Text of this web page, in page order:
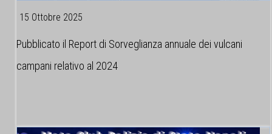
15 Ottobre 2025
Pubblicato il Report di Sorveglianza annuale dei vulcani
campani relativo al 2024